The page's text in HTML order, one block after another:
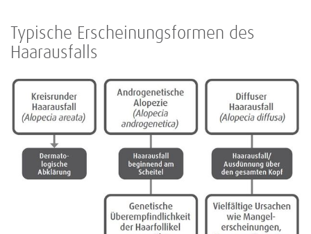
Typische Erscheinungsformen des
Haarausfalls